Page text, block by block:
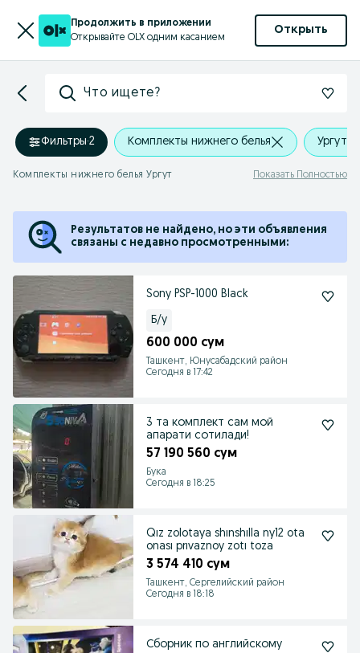
Продолжить в приложении
Открывайте OLX одним касанием
Открыть
Что ищете?
Фильтры·2 Комплекты нижнего белья Ургут
Комплекты нижнего белья Ургут Показать Полностью
Результатов не найдено, но эти объявления
связаны с недавно просмотренными:
Sony PSP-1000 Black
Б/у
600 000 сум
Ташкент, Юнусабадский район
Сегодня в 17:42
3 та комплект сам мой
апарати сотилади!
57 190 560 сум
Бука
Сегодня в 18:25
Qız zolotaya shınshılla ny12 ota
onası prıvaznoy zotı toza
3 574 410 сум
Ташкент, Сергелийский район
Сегодня в 18:18
Сборник по английскому